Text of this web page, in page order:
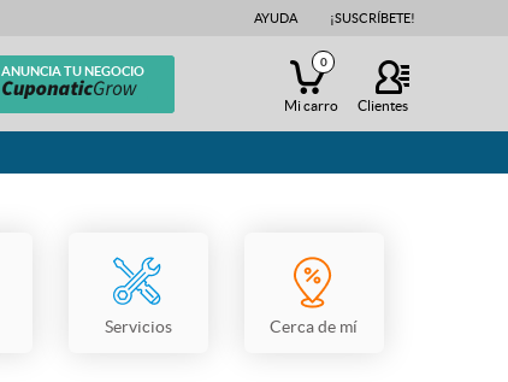
AYUDA ¡SUSCRÍBETE!
ANUNCIA TU NEGOCIO
Clientes
0
Mi carro
Servicios Cerca de mí